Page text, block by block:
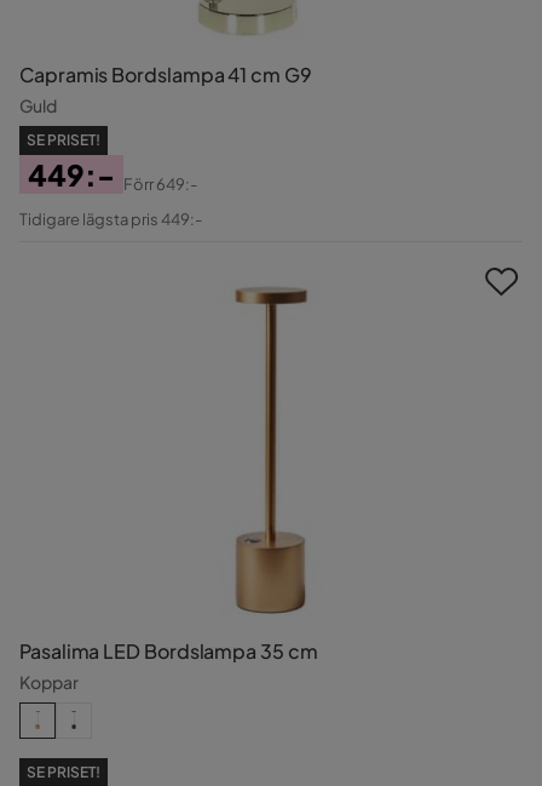
Capramis Bordslampa 41 cm G9
Guld
SE PRISET!
Pris
449:-
Original
Förr649:-
Tidigare lägsta pris 449:-
Pasalima LED Bordslampa 35 cm
Koppar
SE PRISET!